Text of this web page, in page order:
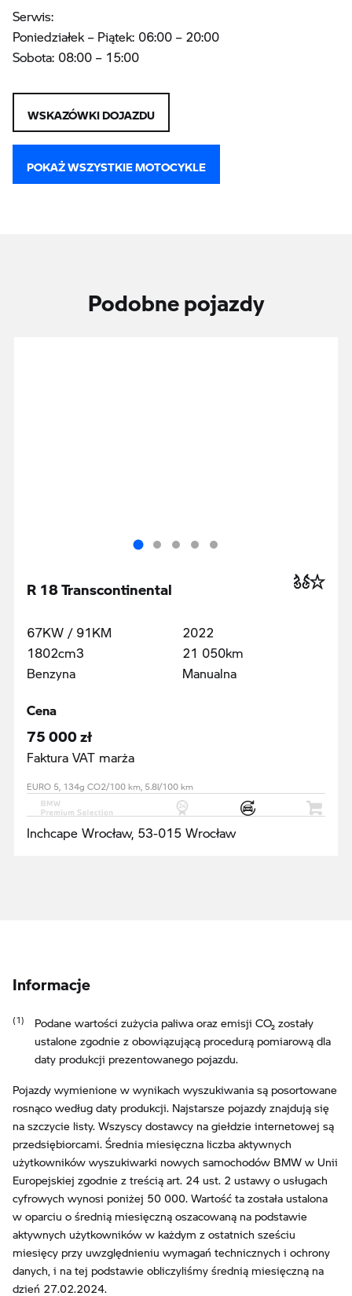
Serwis:
Poniedziałek – Piątek: 06:00 – 20:00
Sobota: 08:00 – 15:00
WSKAZÓWKI DOJAZDU
POKAŻ WSZYSTKIE MOTOCYKLE
Podobne pojazdy
R 18 Transcontinental
67KW / 91KM
1802cm3
Benzyna
2022
21 050km
Manualna
Cena
75 000 zł
Faktura VAT marża
EURO 5, 134g CO2/100 km, 5.8l/100 km
Inchcape Wrocław, 53-015 Wrocław
Informacje
Podane wartości zużycia paliwa oraz emisji CO₂ zostały
ustalone zgodnie z obowiązującą procedurą pomiarową dla
daty produkcji prezentowanego pojazdu.
Pojazdy wymienione w wynikach wyszukiwania są posortowane
rosnąco według daty produkcji. Najstarsze pojazdy znajdują się
na szczycie listy. Wszyscy dostawcy na giełdzie internetowej są
przedsiębiorcami. Średnia miesięczna liczba aktywnych
użytkowników wyszukiwarki nowych samochodów BMW w Unii
Europejskiej zgodnie z treścią art. 24 ust. 2 ustawy o usługach
cyfrowych wynosi poniżej 50 000. Wartość ta została ustalona
w oparciu o średnią miesięczną oszacowaną na podstawie
aktywnych użytkowników w każdym z ostatnich sześciu
miesięcy przy uwzględnieniu wymagań technicznych i ochrony
danych, i na tej podstawie obliczyliśmy średnią miesięczną na
dzień 27.02.2024.